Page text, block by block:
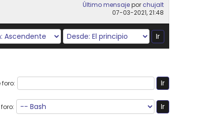
Último mensajepor chujalt
07-03-2021, 21:48
foro: